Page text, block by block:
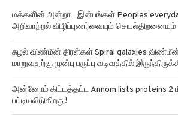
மக்களின் அன்றாட இன்பங்கள் Peoples
அறிவாற்றல் விழிப்புணர்வையும் செயல்திறனையும்
சுழல் விண்மீன் திரள்கள் Spiral galaxies
மாறுவதற்கு முன்பு பருப்பு வடிவத்தில்
அன்னோம் கிட்டத்தட்ட Annom lists proteins 2
பட்டியலிடுகிறது!